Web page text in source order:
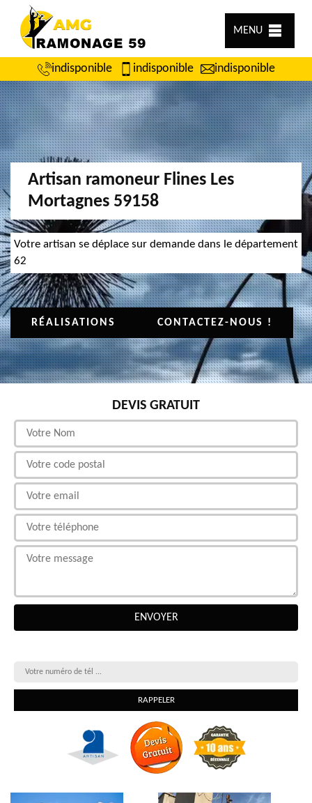
MENU
indisponible indisponible indisponible
Artisan ramoneur Flines Les
Mortagnes 59158
Votre artisan se déplace sur demande dans le département
62
RÉALISATIONS CONTACTEZ-NOUS !
DEVIS GRATUIT